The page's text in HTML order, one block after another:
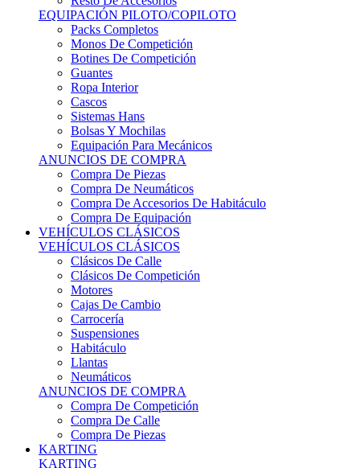
EQUIPACIÓN PILOTO/COPILOTO
Packs Completos
Monos De Competición
Botines De Competición
Guantes
Ropa Interior
Cascos
Sistemas Hans
Bolsas Y Mochilas
Equipación Para Mecánicos
ANUNCIOS DE COMPRA
Compra De Piezas
Compra De Neumáticos
Compra De Accesorios De Habitáculo
Compra De Equipación
VEHÍCULOS CLÁSICOS
VEHÍCULOS CLÁSICOS
Clásicos De Calle
Clásicos De Competición
Motores
Cajas De Cambio
Carrocería
Suspensiones
Habitáculo
Llantas
Neumáticos
ANUNCIOS DE COMPRA
Compra De Competición
Compra De Calle
Compra De Piezas
KARTING
KARTING